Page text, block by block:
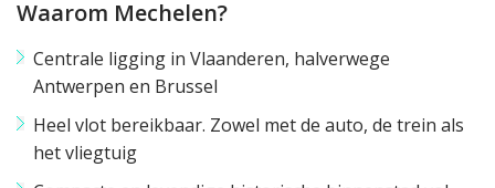
Waarom Mechelen?
Centrale ligging in Vlaanderen, halverwege
Antwerpen en Brussel
Heel vlot bereikbaar. Zowel met de auto, de trein als
het vliegtuig